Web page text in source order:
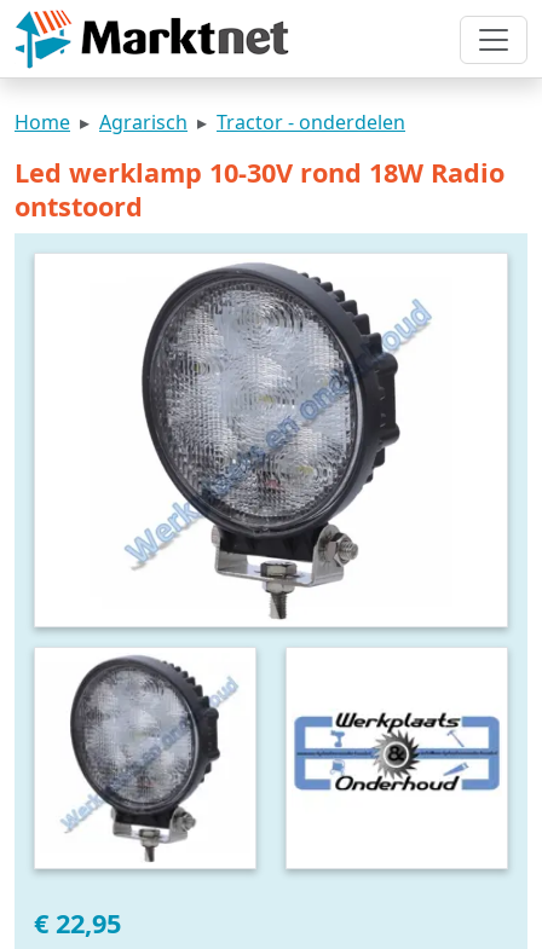
Home Agrarisch Tractor - onderdelen
Led werklamp 10-30V rond 18W Radio
ontstoord
€ 22,95